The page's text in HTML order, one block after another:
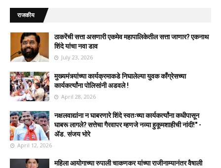
राजकीय
ठाकरेंची सत्ता असणारी एकमेव महापालिकेतील सत्ता जाणार? एकनाथ
शिंदे यांचा नवा डाव
July 23, 2026
मुख्यमंत्र्यांच्या कार्यक्रमाकडे निघालेल्या युवक काँग्रेसच्या
कार्यकर्त्यांना पोलिसांनी अडवले !
April 28, 2026
नक्षलवाद्यांना न घाबरणारे शिंदे स्वतःच्या कार्यकर्त्यांना कधीपासून
घाबरू लागले? सत्तेचा गैरवापर म्हणजे नव्या हुकूमशाहीची नांदी!" -
ॲड. संजय भोरे
April 12, 2026
महिला आयोगाच्या रुपाली चाकणकर यांच्या राजीनाम्यानंतर वैषाली